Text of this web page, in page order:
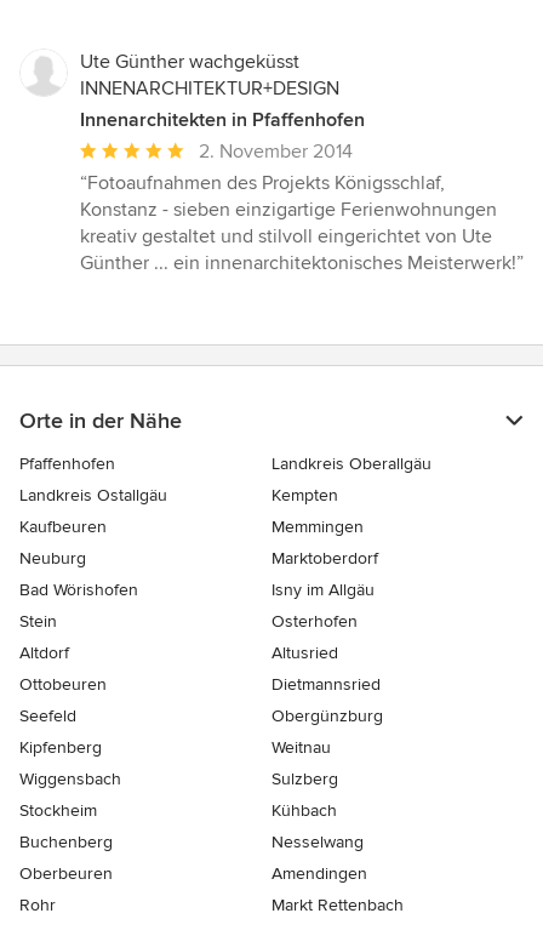
Ute Günther wachgeküsst
INNENARCHITEKTUR+DESIGN
Innenarchitekten in Pfaffenhofen
Durchschnittliche
Bewertung:
5
von
5
2. November 2014
“Fotoaufnahmen des Projekts Königsschlaf,
Konstanz - sieben einzigartige Ferienwohnungen
kreativ gestaltet und stilvoll eingerichtet von Ute
Günther ... ein innenarchitektonisches Meisterwerk!”
Orte in der Nähe
Pfaffenhofen
Landkreis Oberallgäu
Landkreis Ostallgäu
Kempten
Kaufbeuren
Memmingen
Neuburg
Marktoberdorf
Bad Wörishofen
Isny im Allgäu
Stein
Osterhofen
Altdorf
Altusried
Ottobeuren
Dietmannsried
Seefeld
Obergünzburg
Kipfenberg
Weitnau
Wiggensbach
Sulzberg
Stockheim
Kühbach
Buchenberg
Nesselwang
Oberbeuren
Amendingen
Rohr
Markt Rettenbach